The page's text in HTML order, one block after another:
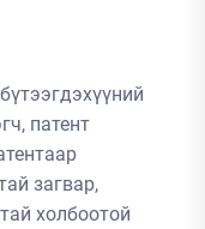
патент
загвар,
холбоотой